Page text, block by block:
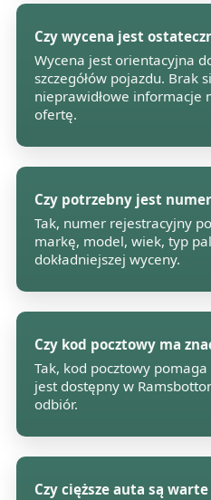
Czy wycena jest
Wycena jest orientacyjna
szczegółów pojazdu. Brak
nieprawidłowe informacje
ofertę.
Czy potrzebny jest
Tak, numer rejestracyjny
markę, model, wiek, typ
dokładniejszej wyceny.
Czy kod pocztowy ma
Tak, kod pocztowy
jest dostępny w
odbiór.
Czy cięższe auta są